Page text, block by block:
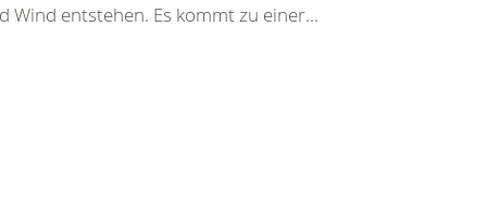
entstehen. Es kommt zu einer...